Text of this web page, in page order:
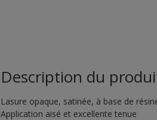
Description du
Lasure opaque, satinée, à base de
Application aisé et excellente tenue